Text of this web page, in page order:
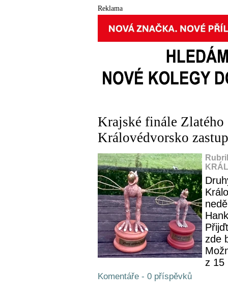
Reklama
Krajské finále
Královédvorsko
zde
z 15
Komentáře - 0 příspěvků